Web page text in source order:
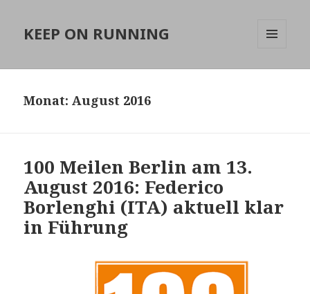
KEEP ON RUNNING
Monat:August 2016
100 Meilen Berlin am 13.
August 2016: Federico
Borlenghi (ITA) aktuell klar
in Führung